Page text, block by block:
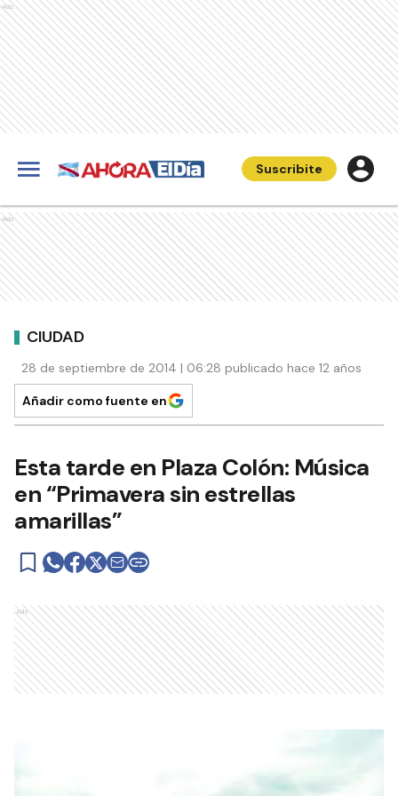
Ads
Suscribite
Ads
CIUDAD
28 de septiembre de 2014 | 06:28 publicado hace 12 años
Añadir como fuente en
Esta tarde en Plaza Colón: Música
en “Primavera sin estrellas
amarillas”
Ads